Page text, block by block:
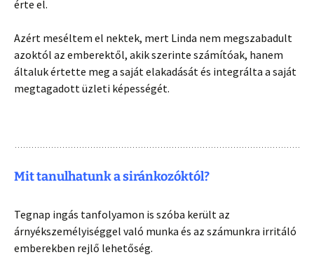
érte el.
Azért meséltem el nektek, mert Linda nem megszabadult
azoktól az emberektől, akik szerinte számítóak, hanem
általuk értette meg a saját elakadását és integrálta a saját
megtagadott üzleti képességét.
Mit tanulhatunk a siránkozóktól?
Tegnap ingás tanfolyamon is szóba került az
árnyékszemélyiséggel való munka és az számunkra irritáló
emberekben rejlő lehetőség.